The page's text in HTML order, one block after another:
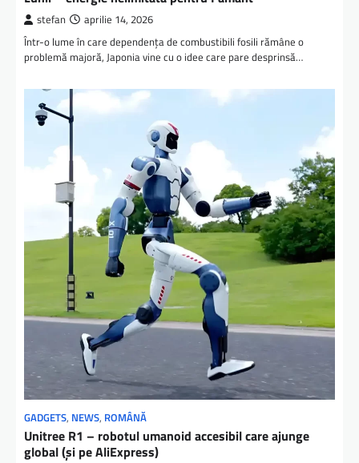
stefan aprilie 14, 2026
Într-o lume în care dependența de combustibili fosili rămâne o
problemă majoră, Japonia vine cu o idee care pare desprinsă…
GADGETS, NEWS, ROMÂNĂ
Unitree R1 – robotul umanoid accesibil care ajunge
global (și pe AliExpress)